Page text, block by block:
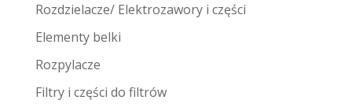
Rozdzielacze/ Elektrozawory i części
Elementy belki
Rozpylacze
Filtry i części do filtrów